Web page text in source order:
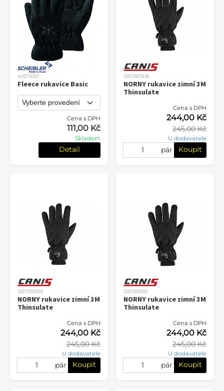
40575001
Fleece rukavice Basic
Cena s DPH
111,00 Kč
Skladem
Detail
1257001308
NORNY rukavice zimní 3M
Thinsulate
Cena s DPH
245,00 Kč
244,00 Kč
U dodavatele
pár Koupit
1257001309
NORNY rukavice zimní 3M
Thinsulate
Cena s DPH
245,00 Kč
244,00 Kč
U dodavatele
pár Koupit
1257001310
NORNY rukavice zimní 3M
Thinsulate
Cena s DPH
245,00 Kč
244,00 Kč
U dodavatele
pár Koupit